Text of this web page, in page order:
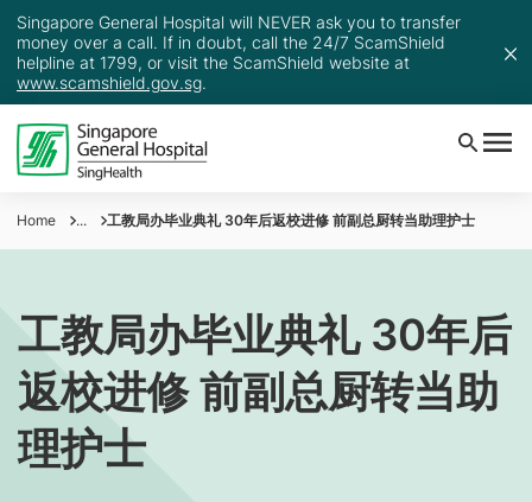
Singapore General Hospital will NEVER ask you to transfer
money over a call. If in doubt, call the 24/7 ScamShield
helpline at 1799, or visit the ScamShield website at
www.scamshield.gov.sg.
Home ... 工教局办毕业典礼 30年后返校进修 前副总厨转当助理护士
工教局办毕业典礼 30年后
返校进修 前副总厨转当助
理护士